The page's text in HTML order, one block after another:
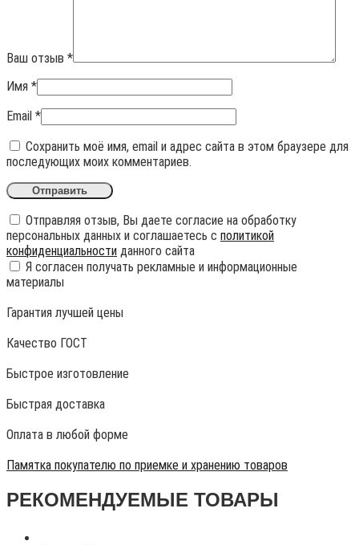
Ваш отзыв *
Имя *
Email *
Сохранить моё имя, email и адрес сайта в этом браузере для
последующих моих комментариев.
Отправляя отзыв, Вы даете согласие на обработку
персональных данных и соглашаетесь с политикой
конфиденциальности данного сайта
Я согласен получать рекламные и информационные
материалы
Гарантия лучшей цены
Качество ГОСТ
Быстрое изготовление
Быстрая доставка
Оплата в любой форме
Памятка покупателю по приемке и хранению товаров
РЕКОМЕНДУЕМЫЕ ТОВАРЫ